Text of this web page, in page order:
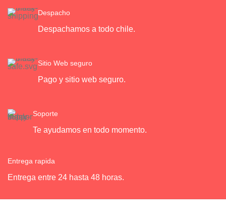
Despacho
Despachamos a todo chile.
Sitio Web seguro
Pago y sitio web seguro.
Soporte
Te ayudamos en todo momento.
Entrega rapida
Entrega entre 24 hasta 48 horas.